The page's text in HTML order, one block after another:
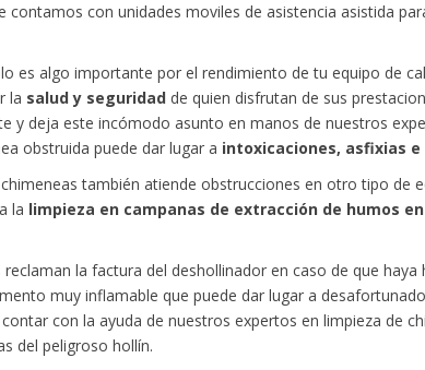
contamos con unidades moviles de asistencia asistida
es algo importante por el rendimiento de tu equipo de
la salud y seguridad de quien disfrutan de sus
y deja este incómodo asunto en manos de nuestros
obstruida puede dar lugar a intoxicaciones, asfixias
también atiende obstrucciones en otro tipo de
la limpieza en campanas de extracción de humos
la factura del deshollinador en caso de que haya
muy inflamable que puede dar lugar a
con la ayuda de nuestros expertos en limpieza de
del peligroso hollín.